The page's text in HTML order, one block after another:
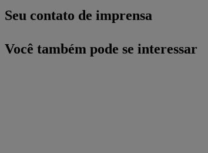
Seu contato de imprensa
Você também pode se interessar